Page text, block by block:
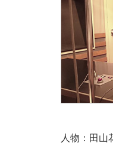
人物：田山